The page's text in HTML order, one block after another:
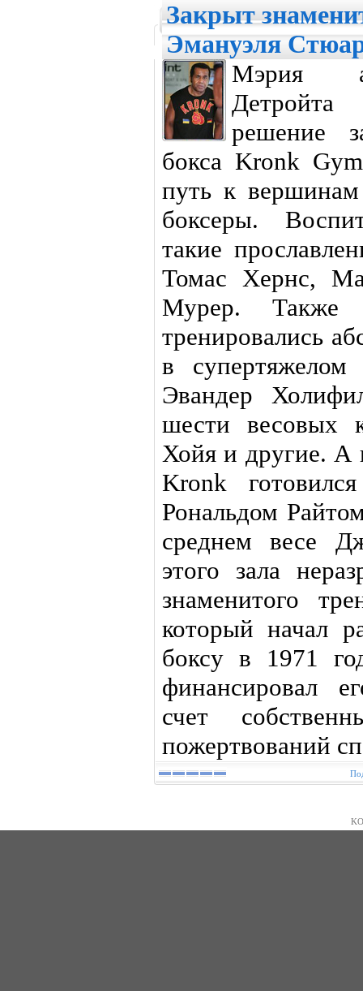
Закрыт
Эмануэля
Мэрия
Детройта
решение
бокса Kronk
путь к
боксеры.
такие
Томас Хернс,
Мурер. Также
тренировались
в
Эвандер
шести весовых
Хойя и другие. А
Kronk
Рональдом
среднем весе
этого зала
знаменитого
который начал
боксу в 1971
финансировал
счет
пожертвований